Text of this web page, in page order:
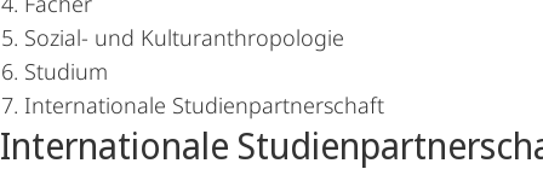
Kulturanthropologie
Sozial- und Kulturanthropologie
Studium
Internationale Studienpartnerschaft
Hauptinhalt
Internationale